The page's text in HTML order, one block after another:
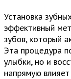
Установка
эффективный
зубов, который
Эта процедура
улыбки, но и
напрямую